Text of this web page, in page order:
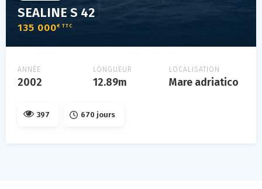
SEALINE S 42
135 000€ TTC
ANNÉE
2002
LONGUEUR
12.89m
LOCALISATION
Mare adriatico
397 670 jours